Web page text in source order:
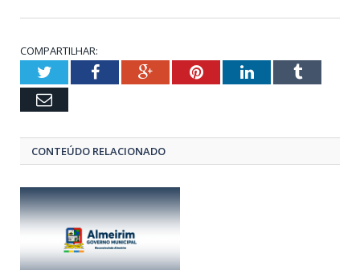
COMPARTILHAR:
TwitterFacebookGoogle+PinterestLinkedInTumblr
Email
CONTEÚDO RELACIONADO